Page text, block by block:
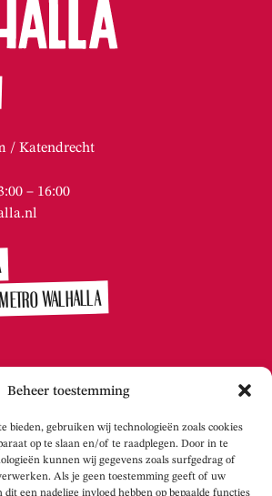
Beheer toestemming
bieden, gebruiken wij technologieën zoals cookies
op te slaan en/of te raadplegen. Door in te
kunnen wij gegevens zoals surfgedrag of
Als je geen toestemming geeft of uw
een nadelige invloed hebben op bepaalde functies
/ Katendrecht
– 16:00
METRO WALHALLA
– 16:00